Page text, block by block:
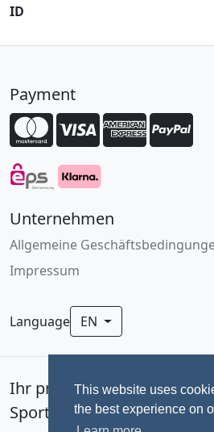
This website uses
the best experience on
ID
Payment
Unternehmen
Allgemeine
Impressum
Language EN
Ihr professionelles
Sportevents seit 1992.